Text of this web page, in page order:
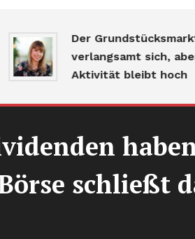
Der Grundstücksmarkt
verlangsamt sich, aber
Aktivität bleibt hoch
schließt